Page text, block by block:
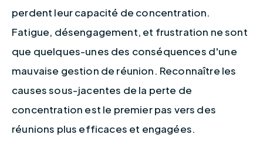
perdent leur capacité de concentration.
Fatigue, désengagement, et frustration ne sont
que quelques-unes des conséquences d'une
mauvaise gestion de réunion. Reconnaître les
causes sous-jacentes de la perte de
concentration est le premier pas vers des
réunions plus efficaces et engagées.